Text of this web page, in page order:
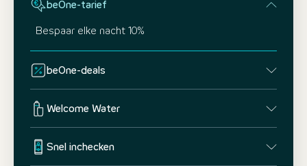
beOne-tarief
Bespaar elke nacht 10%
beOne-deals
Welcome Water
Snel inchecken